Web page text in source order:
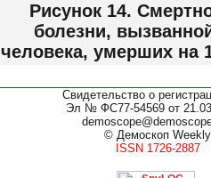
Рисунок 14.
болезни,
человека, умерших на
Свидетельство о
Эл № ФС77-54569 от
© Демоскоп Weekly
ISSN 1726-2887